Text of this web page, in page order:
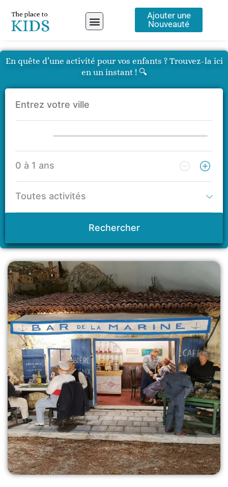
contenu
Ajouter une
Nouveauté
En quête d’une activité pour vos enfants ? Trouvez-la ici
en un instant ! 🔍
Rechercher